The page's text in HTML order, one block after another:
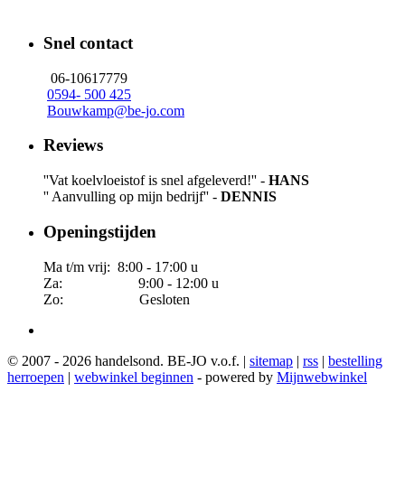
Snel contact
06-10617779
0594- 500 425
Bouwkamp@be-jo.com
Reviews
''Vat koelvloeistof is snel afgeleverd!'' - HANS
'' Aanvulling op mijn bedrijf'' - DENNIS
Openingstijden
Ma t/m vrij: 8:00 - 17:00 u
Za: 9:00 - 12:00 u
Zo: Gesloten
© 2007 - 2026 handelsond. BE-JO v.o.f. | sitemap | rss | bestelling
herroepen | webwinkel beginnen - powered by Mijnwebwinkel